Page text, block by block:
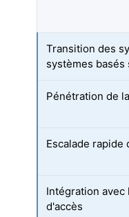
Transition des
systèmes basés
Pénétration de
Escalade rapide
Intégration
d'accès